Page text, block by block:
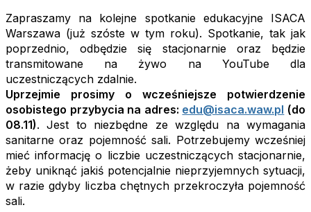
Zapraszamy na kolejne spotkanie edukacyjne ISACA
Warszawa (już szóste w tym roku). Spotkanie, tak jak
poprzednio, odbędzie się stacjonarnie oraz będzie
transmitowane na żywo na YouTube dla
uczestniczących zdalnie.
Uprzejmie prosimy o wcześniejsze potwierdzenie
osobistego przybycia na adres: edu@isaca.waw.pl (do
08.11). Jest to niezbędne ze względu na wymagania
sanitarne oraz pojemność sali. Potrzebujemy wcześniej
mieć informację o liczbie uczestniczących stacjonarnie,
żeby uniknąć jakiś potencjalnie nieprzyjemnych sytuacji,
w razie gdyby liczba chętnych przekroczyła pojemność
sali.